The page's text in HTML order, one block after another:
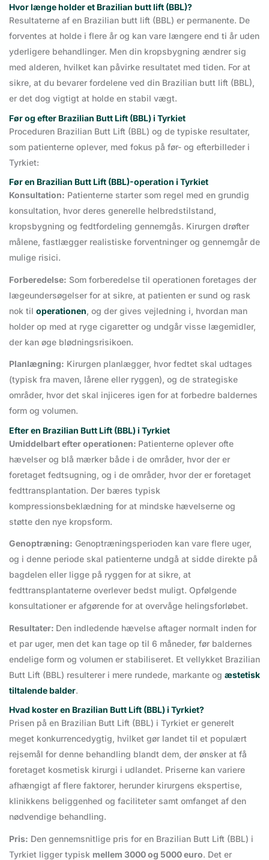
Hvor længe holder et Brazilian butt lift (BBL)?
Resultaterne af en Brazilian butt lift (BBL) er permanente. De
forventes at holde i flere år og kan vare længere end ti år uden
yderligere behandlinger. Men din kropsbygning ændrer sig
med alderen, hvilket kan påvirke resultatet med tiden. For at
sikre, at du bevarer fordelene ved din Brazilian butt lift (BBL),
er det dog vigtigt at holde en stabil vægt.
Før og efter Brazilian Butt Lift (BBL) i Tyrkiet
Proceduren Brazilian Butt Lift (BBL) og de typiske resultater,
som patienterne oplever, med fokus på før- og efterbilleder i
Tyrkiet:
Før en Brazilian Butt Lift (BBL)-operation i Tyrkiet
Konsultation: Patienterne starter som regel med en grundig
konsultation, hvor deres generelle helbredstilstand,
kropsbygning og fedtfordeling gennemgås. Kirurgen drøfter
målene, fastlægger realistiske forventninger og gennemgår de
mulige risici.
Forberedelse: Som forberedelse til operationen foretages der
lægeundersøgelser for at sikre, at patienten er sund og rask
nok til operationen, og der gives vejledning i, hvordan man
holder op med at ryge cigaretter og undgår visse lægemidler,
der kan øge blødningsrisikoen.
Planlægning: Kirurgen planlægger, hvor fedtet skal udtages
(typisk fra maven, lårene eller ryggen), og de strategiske
områder, hvor det skal injiceres igen for at forbedre baldernes
form og volumen.
Efter en Brazilian Butt Lift (BBL) i Tyrkiet
Umiddelbart efter operationen: Patienterne oplever ofte
hævelser og blå mærker både i de områder, hvor der er
foretaget fedtsugning, og i de områder, hvor der er foretaget
fedttransplantation. Der bæres typisk
kompressionsbeklædning for at mindske hævelserne og
støtte den nye kropsform.
Genoptræning: Genoptræningsperioden kan vare flere uger,
og i denne periode skal patienterne undgå at sidde direkte på
bagdelen eller ligge på ryggen for at sikre, at
fedttransplantaterne overlever bedst muligt. Opfølgende
konsultationer er afgørende for at overvåge helingsforløbet.
Resultater: Den indledende hævelse aftager normalt inden for
et par uger, men det kan tage op til 6 måneder, før baldernes
endelige form og volumen er stabiliseret. Et vellykket Brazilian
Butt Lift (BBL) resulterer i mere rundede, markante og æstetisk
tiltalende balder.
Hvad koster en Brazilian Butt Lift (BBL) i Tyrkiet?
Prisen på en Brazilian Butt Lift (BBL) i Tyrkiet er generelt
meget konkurrencedygtig, hvilket gør landet til et populært
rejsemål for denne behandling blandt dem, der ønsker at få
foretaget kosmetisk kirurgi i udlandet. Priserne kan variere
afhængigt af flere faktorer, herunder kirurgens ekspertise,
klinikkens beliggenhed og faciliteter samt omfanget af den
nødvendige behandling.
Pris: Den gennemsnitlige pris for en Brazilian Butt Lift (BBL) i
Tyrkiet ligger typisk mellem 3000 og 5000 euro. Det er